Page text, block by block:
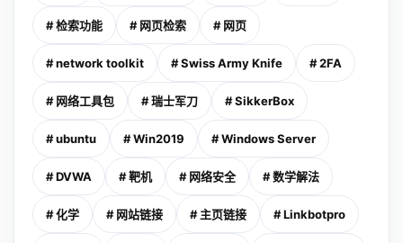
# 检索功能 # 网页检索 # 网页
# network toolkit # Swiss Army Knife # 2FA
# 网络工具包 # 瑞士军刀 # SikkerBox
# ubuntu # Win2019 # Windows Server
# DVWA # 靶机 # 网络安全 # 数学解法
# 化学 # 网站链接 # 主页链接 # Linkbotpro